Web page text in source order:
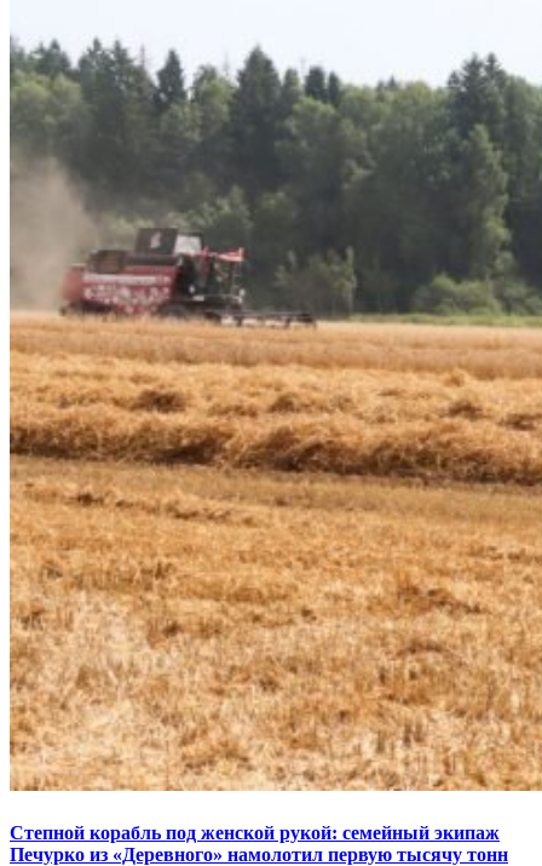
Степной корабль под женской рукой: семейный экипаж
Печурко из «Деревного» намолотил первую тысячу тонн